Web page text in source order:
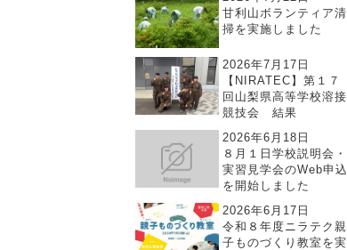
甘利山ボランティア清
掃を実施しました
2026年7月17日
【NIRATEC】第１７
回山梨県高等学校溶接
競技会 結果
2026年6月18日
８月１日学校説明会・
実習見学会のWeb申込
を開始しました
2026年6月17日
令和８年度ニラテク親
子ものづくり教室を実